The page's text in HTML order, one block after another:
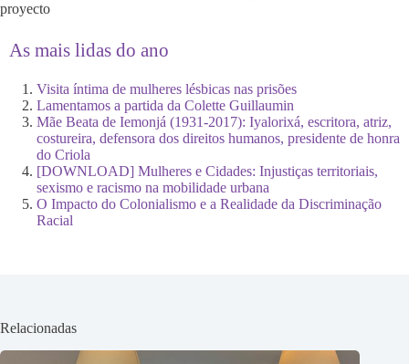
proyecto
As mais lidas do ano
Visita íntima de mulheres lésbicas nas prisões
Lamentamos a partida da Colette Guillaumin
Mãe Beata de Iemonjá (1931-2017): Iyalorixá, escritora, atriz,
costureira, defensora dos direitos humanos, presidente de honra
do Criola
[DOWNLOAD] Mulheres e Cidades: Injustiças territoriais,
sexismo e racismo na mobilidade urbana
O Impacto do Colonialismo e a Realidade da Discriminação
Racial
Relacionadas